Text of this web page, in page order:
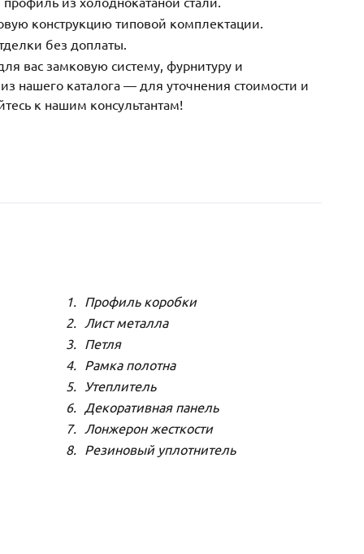
конструкцию типовой комплектации.
без доплаты.
вас замковую систему, фурнитуру и
нашего каталога — для уточнения стоимости и
к нашим консультантам!
Профиль коробки
Лист металла
Петля
Рамка полотна
Утеплитель
Декоративная панель
Лонжерон жесткости
Резиновый уплотнитель